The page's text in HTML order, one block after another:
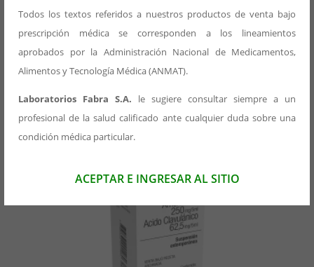
Todos los textos referidos a nuestros productos de venta bajo
prescripción médica se corresponden a los lineamientos
aprobados por la Administración Nacional de Medicamentos,
Alimentos y Tecnología Médica (ANMAT).
Laboratorios Fabra S.A. le sugiere consultar siempre a un
profesional de la salud calificado ante cualquier duda sobre una
condición médica particular.
ACEPTAR E INGRESAR AL SITIO